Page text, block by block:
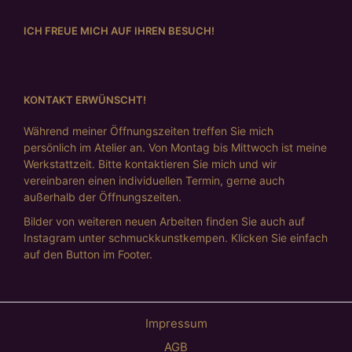
ICH FREUE MICH AUF IHREN BESUCH!
KONTAKT ERWÜNSCHT!
Während meiner Öffnungszeiten treffen Sie mich
persönlich im Atelier an. Von Montag bis Mittwoch ist meine
Werkstattzeit. Bitte kontaktieren Sie mich und wir
vereinbaren einen individuellen Termin, gerne auch
außerhalb der Öffnungszeiten.
Bilder von weiteren neuen Arbeiten finden Sie auch auf
Instagram unter schmuckkunstkempen. Klicken Sie einfach
auf den Button im Footer.
Impressum
AGB